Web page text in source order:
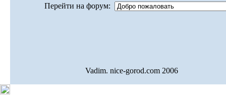
Перейти на форум:
Vadim. nice-gorod.com 2006